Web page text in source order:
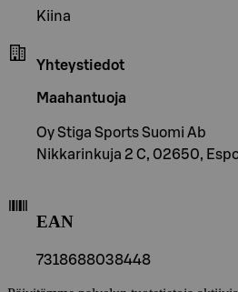
Kiina
Yhteystiedot
Maahantuoja
Oy Stiga Sports Suomi Ab
Nikkarinkuja 2 C, 02650,
EAN
7318688038448